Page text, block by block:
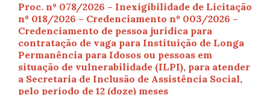
Proc. nº 078/2026 – Inexigibilidade de Licitação
nº 018/2026 – Credenciamento nº 003/2026 –
Credenciamento de pessoa jurídica para
contratação de vaga para Instituição de Longa
Permanência para Idosos ou pessoas em
situação de vulnerabilidade (ILPI), para atender
a Secretaria de Inclusão de Assistência Social,
pelo período de 12 (doze) meses